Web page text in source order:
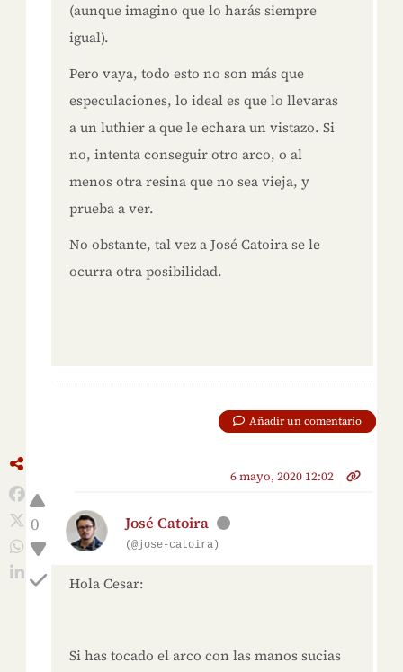
(aunque imagino que lo harás siempre
igual).
Pero vaya, todo esto no son más que
especulaciones, lo ideal es que lo llevaras
a un luthier a que le echara un vistazo. Si
no, intenta conseguir otro arco, o al
menos otra resina que no sea vieja, y
prueba a ver.
No obstante, tal vez a José Catoira se le
ocurra otra posibilidad.
Añadir un comentario
0
6 mayo, 2020 12:02
José Catoira
(@jose-catoira)
Hola Cesar:
Si has tocado el arco con las manos sucias